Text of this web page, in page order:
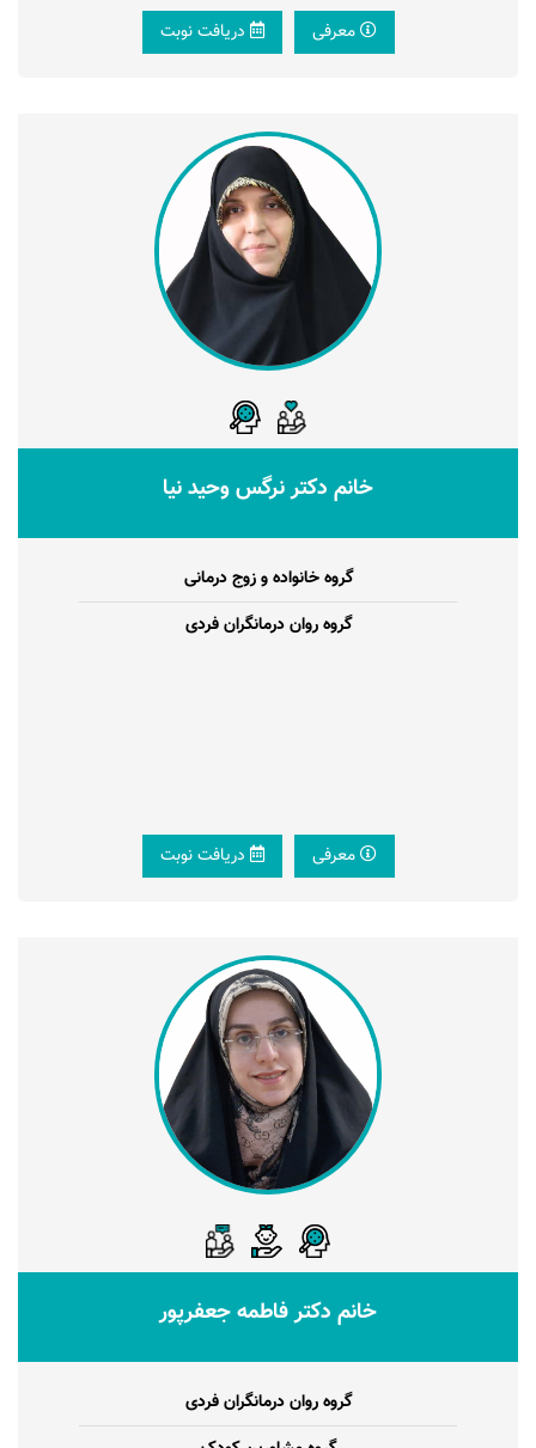
معرفی دریافت نوبت
خانم دکتر نرگس وحید نیا
گروه خانواده و زوج درمانی
گروه روان درمانگران فردی
معرفی دریافت نوبت
خانم دکتر فاطمه جعفرپور
گروه روان درمانگران فردی